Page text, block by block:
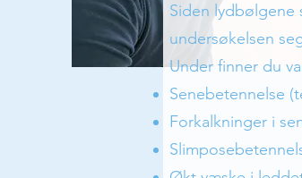
Siden lydbølgene
undersøkelsen
Under finner du
Senebetennelse
Forkalkninger i